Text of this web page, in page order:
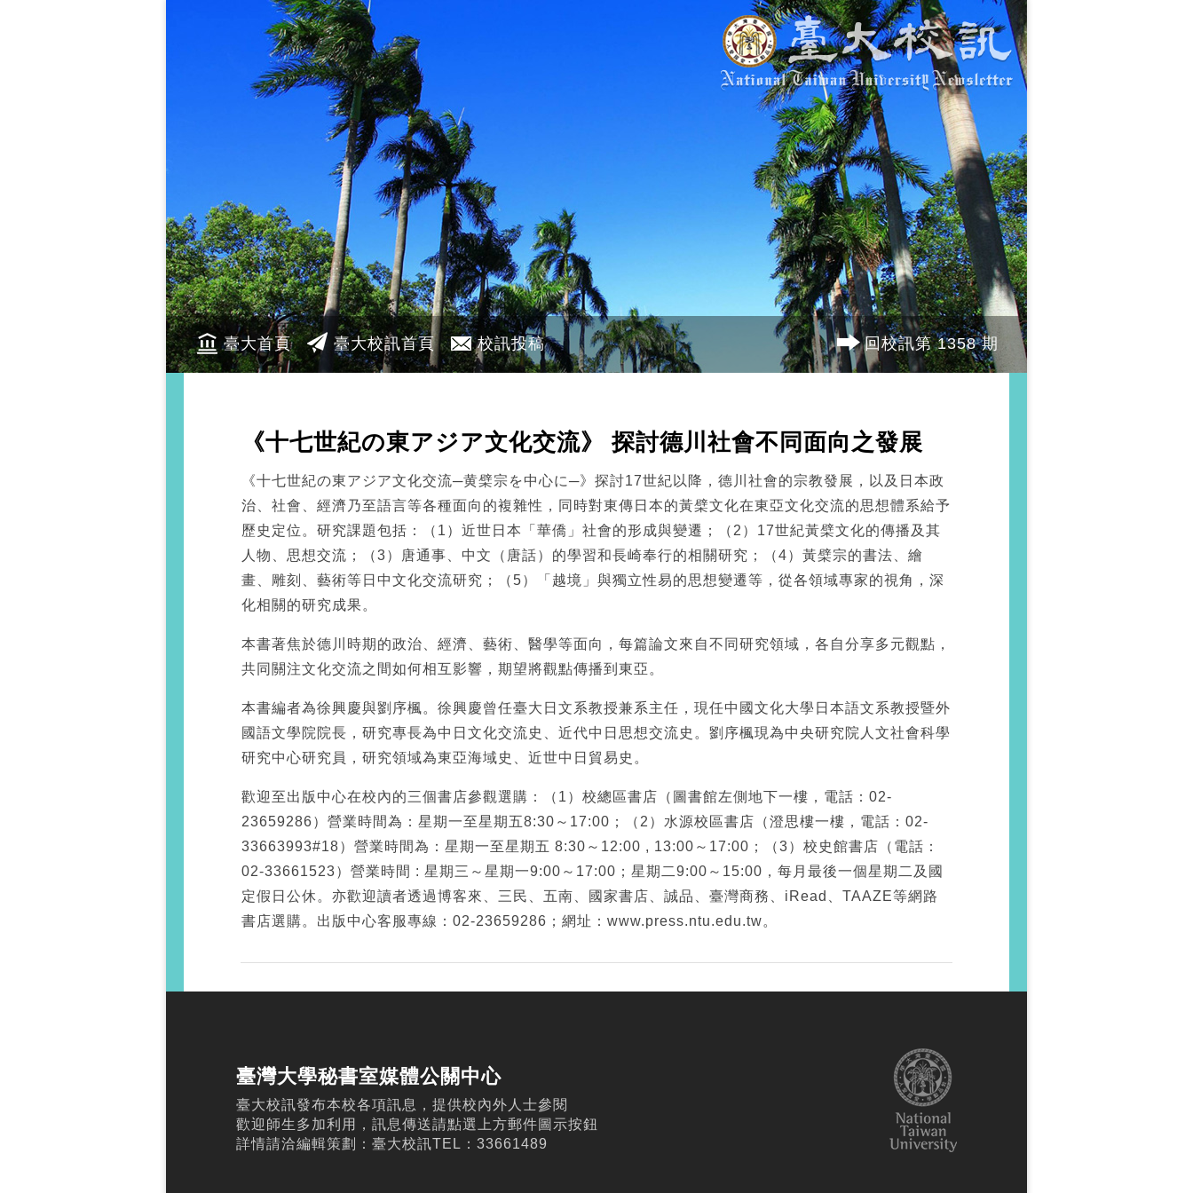
臺大首頁 臺大校訊首頁 校訊投稿 回校訊第 1358 期
《十七世紀の東アジア文化交流》 探討德川社會不同面向之發展
《十七世紀の東アジア文化交流─黄檗宗を中心に─》探討17世紀以降，德川社會的宗教發展，以及日本政
治、社會、經濟乃至語言等各種面向的複雜性，同時對東傳日本的黃檗文化在東亞文化交流的思想體系給予
歷史定位。研究課題包括：（1）近世日本「華僑」社會的形成與變遷；（2）17世紀黃檗文化的傳播及其
人物、思想交流；（3）唐通事、中文（唐話）的學習和長崎奉行的相關研究；（4）黃檗宗的書法、繪
畫、雕刻、藝術等日中文化交流研究；（5）「越境」與獨立性易的思想變遷等，從各領域專家的視角，深
化相關的研究成果。
本書著焦於德川時期的政治、經濟、藝術、醫學等面向，每篇論文來自不同研究領域，各自分享多元觀點，
共同關注文化交流之間如何相互影響，期望將觀點傳播到東亞。
本書編者為徐興慶與劉序楓。徐興慶曾任臺大日文系教授兼系主任，現任中國文化大學日本語文系教授暨外
國語文學院院長，研究專長為中日文化交流史、近代中日思想交流史。劉序楓現為中央研究院人文社會科學
研究中心研究員，研究領域為東亞海域史、近世中日貿易史。
歡迎至出版中心在校內的三個書店參觀選購：（1）校總區書店（圖書館左側地下一樓，電話：02-
23659286）營業時間為：星期一至星期五8:30～17:00；（2）水源校區書店（澄思樓一樓，電話：02-
33663993#18）營業時間為：星期一至星期五 8:30～12:00 , 13:00～17:00；（3）校史館書店（電話：
02-33661523）營業時間 : 星期三～星期一9:00～17:00；星期二9:00～15:00，每月最後一個星期二及國
定假日公休。亦歡迎讀者透過博客來、三民、五南、國家書店、誠品、臺灣商務、iRead、TAAZE等網路
書店選購。出版中心客服專線：02-23659286；網址：www.press.ntu.edu.tw。
臺灣大學秘書室媒體公關中心
臺大校訊發布本校各項訊息，提供校內外人士參閱
歡迎師生多加利用，訊息傳送請點選上方郵件圖示按鈕
詳情請洽編輯策劃：臺大校訊TEL：33661489